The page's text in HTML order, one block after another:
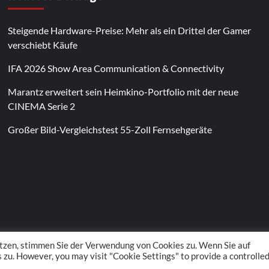
Steigende Hardware-Preise: Mehr als ein Drittel der Gamer
verschiebt Käufe
IFA 2026 Show Area Communication & Connectivity
Marantz erweitert sein Heimkino-Portfolio mit der neue
CINEMA Serie 2
Großer Bild-Vergleichstest 55-Zoll Fernsehgeräte
Media GmbH. All rights reserved. |CoverNewsby AF
stimmen Sie der Verwendung von Cookies zu. Wenn Sie auf
zu. However, you may visit "Cookie Settings" to provide a controlled